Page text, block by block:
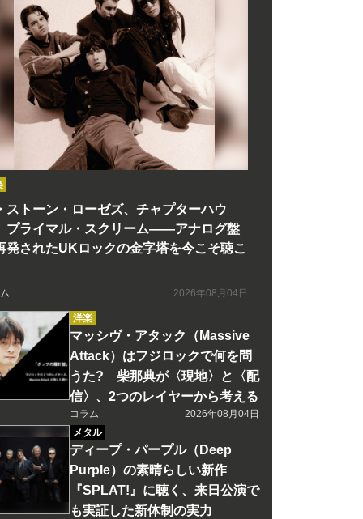
ストーン・ローゼズ、チャプターハウ
プライマル・スクリーム――アナログ盤
発されたUKロックの金字塔を今こそ聴こ
2026年08月04日
洋楽
マッシヴ・アタック（Massive
Attack）はフジロックで何を問
うた? 柴那典が〈現地〉と〈配
信〉、2つのレイヤーから考える
コラム
2026年08月04日
メタル
ディープ・パープル（Deep
Purple）の素晴らしい新作
『SPLAT!』に聴く、来日公演で
も実証した新体制の実力